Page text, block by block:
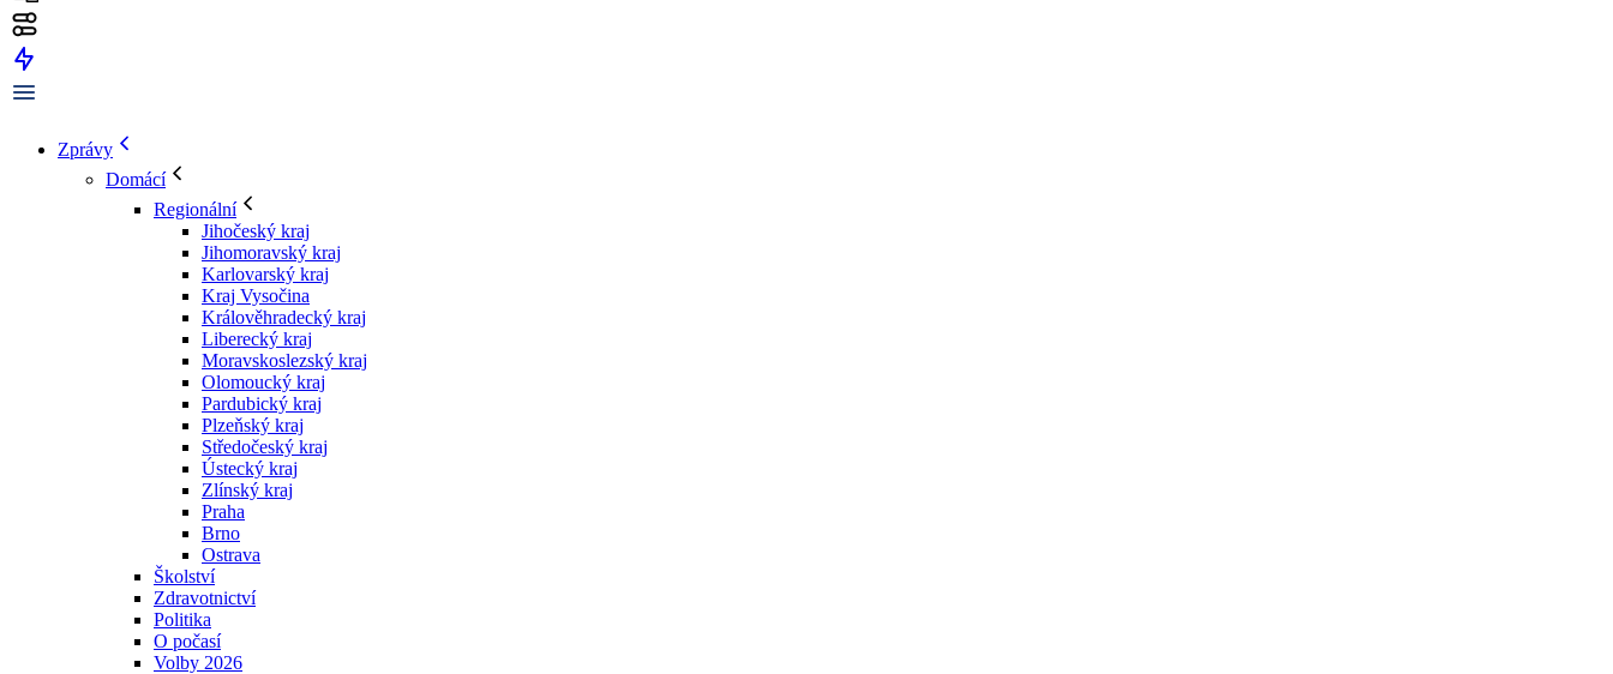
Zprávy
Domácí
Regionální
Jihočeský kraj
Jihomoravský kraj
Karlovarský kraj
Kraj Vysočina
Králověhradecký kraj
Liberecký kraj
Moravskoslezský kraj
Olomoucký kraj
Pardubický kraj
Plzeňský kraj
Středočeský kraj
Ústecký kraj
Zlínský kraj
Praha
Brno
Ostrava
Školství
Zdravotnictví
Politika
O počasí
Volby 2026